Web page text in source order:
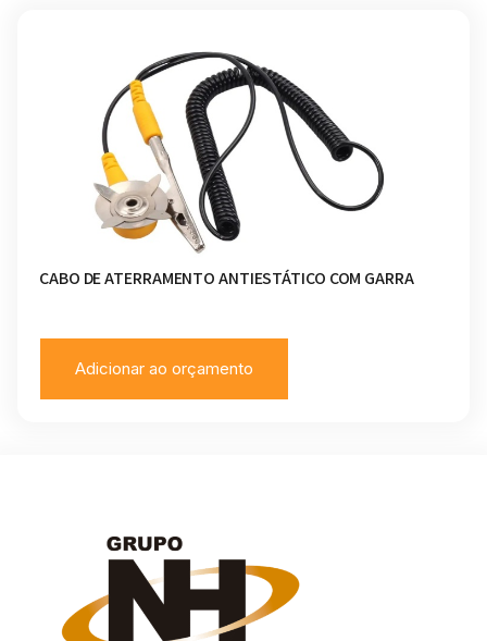
CABO DE ATERRAMENTO ANTIESTÁTICO COM GARRA
Adicionar ao orçamento